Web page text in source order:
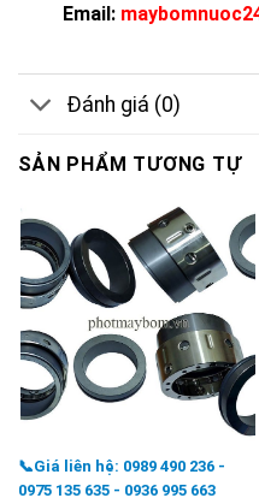
Email:
Đánh giá (0)
SẢN PHẨM TƯƠNG TỰ
📞Giá liên hệ: 0989 490 236 -
0975 135 635 - 0936 995 663